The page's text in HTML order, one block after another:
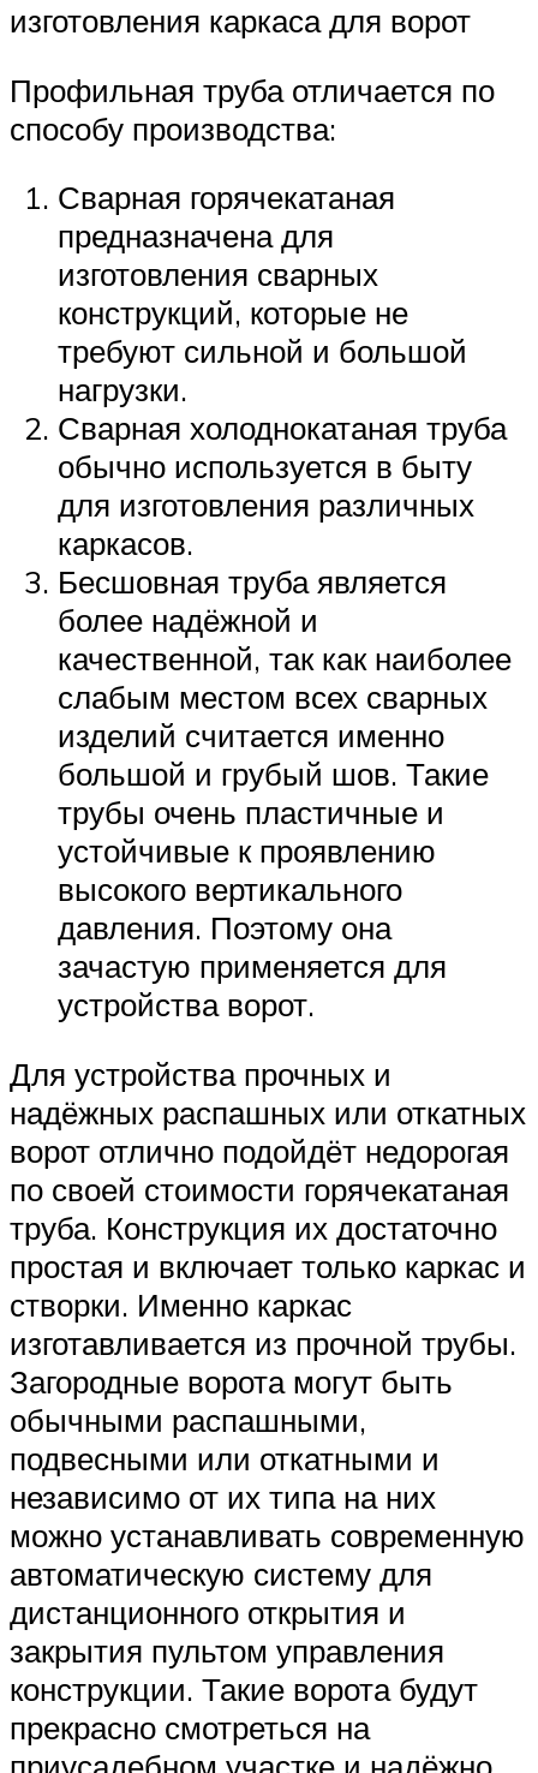
изготовления каркаса для ворот
Профильная труба отличается по
способу производства:
Сварная горячекатаная
предназначена для
изготовления сварных
конструкций, которые не
требуют сильной и большой
нагрузки.
Сварная холоднокатаная труба
обычно используется в быту
для изготовления различных
каркасов.
Бесшовная труба является
более надёжной и
качественной, так как наиболее
слабым местом всех сварных
изделий считается именно
большой и грубый шов. Такие
трубы очень пластичные и
устойчивые к проявлению
высокого вертикального
давления. Поэтому она
зачастую применяется для
устройства ворот.
Для устройства прочных и
надёжных распашных или откатных
ворот отлично подойдёт недорогая
по своей стоимости горячекатаная
труба. Конструкция их достаточно
простая и включает только каркас и
створки. Именно каркас
изготавливается из прочной трубы.
Загородные ворота могут быть
обычными распашными,
подвесными или откатными и
независимо от их типа на них
можно устанавливать современную
автоматическую систему для
дистанционного открытия и
закрытия пультом управления
конструкции. Такие ворота будут
прекрасно смотреться на